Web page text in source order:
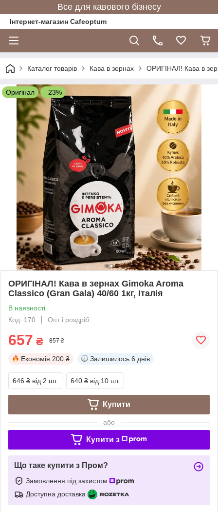
Все для кавового бізнесу
Інтернет-магазин Cafeoptum
Каталог товарів Кава в зернах ОРИГІНАЛ! Кава в
Оригінал –23%
ОРИГІНАЛ! Кава в зернах Gimoka Aroma
Classico (Gran Gala) 40/60 1кг, Італія
В наявності
Код: 170
Опт і роздріб
657 ₴ 857 ₴
Економія 200 ₴ Залишилось 6 днів
646 ₴ від 2 шт. 640 ₴ від 10 шт.
Купити
або
Купити з
Що таке купити з Пром?
Замовлення під захистом
Доступна доставка